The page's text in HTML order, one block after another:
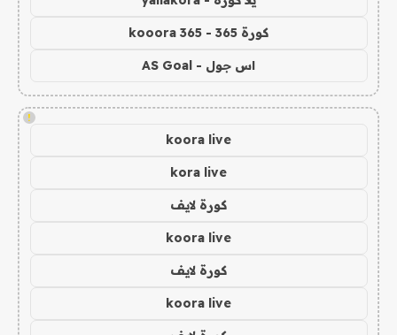
كورة 365 - kooora 365
اس جول - AS Goal
!
koora live
kora live
كورة لايف
koora live
كورة لايف
koora live